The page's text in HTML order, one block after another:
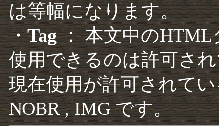
は等幅になります。
・Tag： 本文中のHTML
使用できるのは許可さ
現在使用が許可されて
NOBR , IMG です。